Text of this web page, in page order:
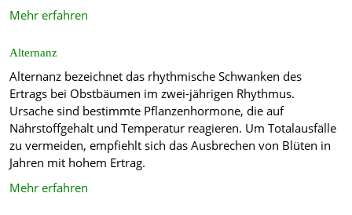
Mehr erfahren
Alternanz
Alternanz bezeichnet das rhythmische Schwanken des
Ertrags bei Obstbäumen im zwei-jährigen Rhythmus.
Ursache sind bestimmte Pflanzenhormone, die auf
Nährstoffgehalt und Temperatur reagieren. Um Totalausfälle
zu vermeiden, empfiehlt sich das Ausbrechen von Blüten in
Jahren mit hohem Ertrag.
Mehr erfahren